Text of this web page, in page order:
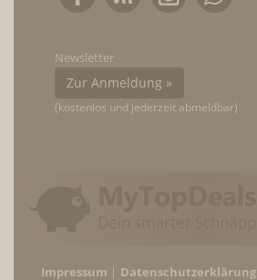
Newsletter
Zur Anmeldung »
(kostenlos und jederzeit abmeldbar)
Impressum Datenschutzerklärung